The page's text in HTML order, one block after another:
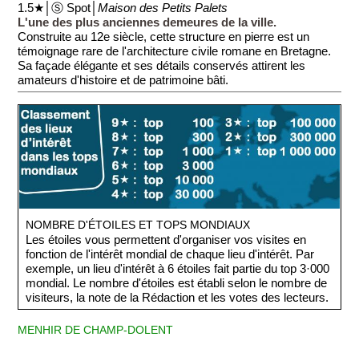
1.5★│Ⓢ Spot│Maison des Petits Palets
L'une des plus anciennes demeures de la ville.
Construite au 12e siècle, cette structure en pierre est un
témoignage rare de l'architecture civile romane en Bretagne.
Sa façade élégante et ses détails conservés attirent les
amateurs d'histoire et de patrimoine bâti.
NOMBRE D'ÉTOILES ET TOPS MONDIAUX
Les étoiles vous permettent d'organiser vos visites en
fonction de l'intérêt mondial de chaque lieu d'intérêt. Par
exemple, un lieu d'intérêt à 6 étoiles fait partie du top 3·000
mondial. Le nombre d'étoiles est établi selon le nombre de
visiteurs, la note de la Rédaction et les votes des lecteurs.
MENHIR DE CHAMP-DOLENT